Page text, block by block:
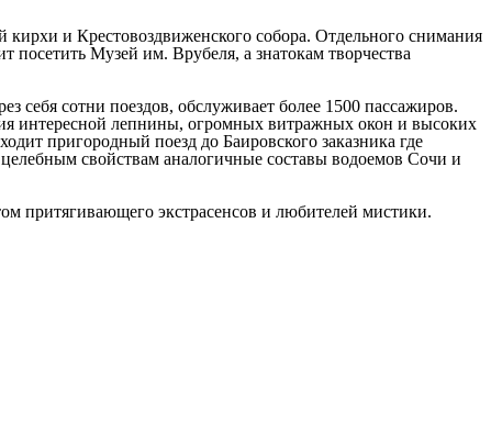
и Крестовоздвиженского собора. Отдельного снимания
посетить Музей им. Врубеля, а знатокам творчества
себя сотни поездов, обслуживает более 1500 пассажиров.
интересной лепнины, огромных витражных окон и высоких
пригородный поезд до Баировского заказника где
свойствам аналогичные составы водоемов Сочи и
притягивающего экстрасенсов и любителей мистики.